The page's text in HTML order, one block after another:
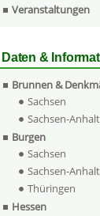
Veranstaltungen
Daten &
Brunnen &
Sachsen
Sachsen-Anhalt
Burgen
Sachsen
Sachsen-Anhalt
Thüringen
Hessen